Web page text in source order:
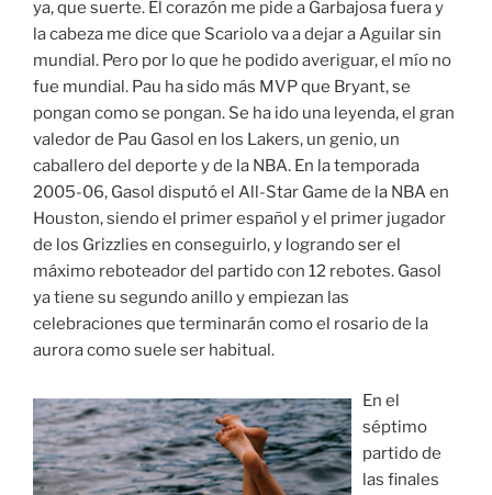
ya, que suerte. El corazón me pide a Garbajosa fuera y
la cabeza me dice que Scariolo va a dejar a Aguilar sin
mundial. Pero por lo que he podido averiguar, el mío no
fue mundial. Pau ha sido más MVP que Bryant, se
pongan como se pongan. Se ha ido una leyenda, el gran
valedor de Pau Gasol en los Lakers, un genio, un
caballero del deporte y de la NBA. En la temporada
2005-06, Gasol disputó el All-Star Game de la NBA en
Houston, siendo el primer español y el primer jugador
de los Grizzlies en conseguirlo, y logrando ser el
máximo reboteador del partido con 12 rebotes. Gasol
ya tiene su segundo anillo y empiezan las
celebraciones que terminarán como el rosario de la
aurora como suele ser habitual.
En el
séptimo
partido de
las finales